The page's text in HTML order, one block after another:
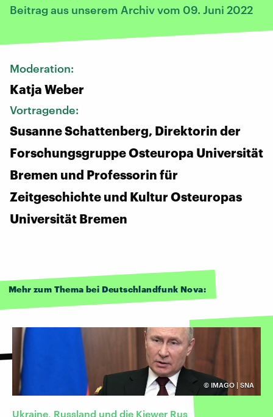
Beitrag aus unserem Archiv vom 09. Juni 2022
Moderation:
Katja Weber
Vortragende:
Susanne Schattenberg, Direktorin der
Forschungsgruppe Osteuropa Universität
Bremen und Professorin für
Zeitgeschichte und Kultur Osteuropas
Universität Bremen
Mehr zum Thema bei Deutschlandfunk Nova:
© IMAGO | SNA
Ukraine, Russland und die Kiewer Rus